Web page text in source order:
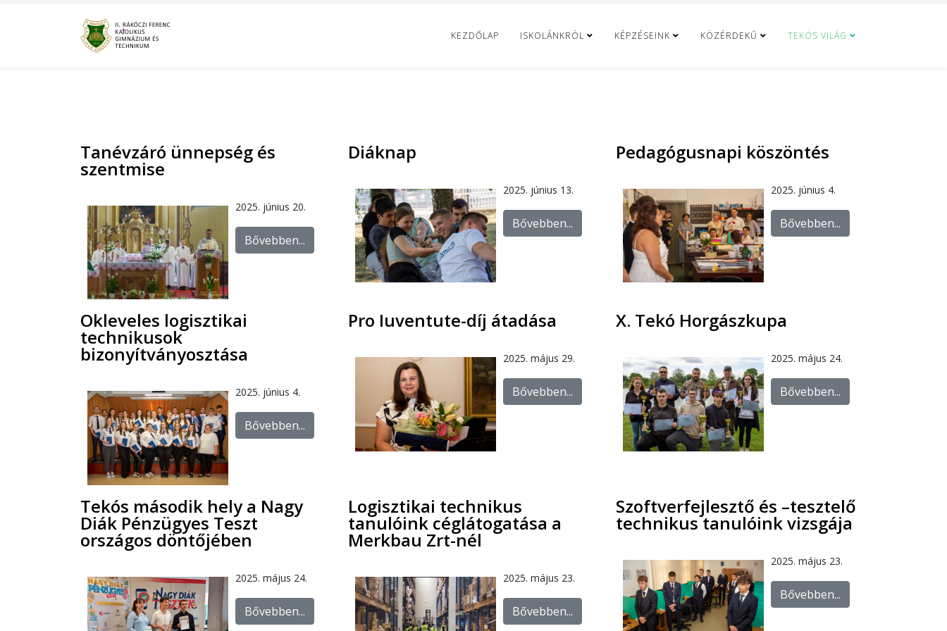
KEZDŐLAP ISKOLÁNKRÓL KÉPZÉSEINK KÖZÉRDEKŰ TEKÓS VILÁG
Tanévzáró ünnepség és
szentmise
2025. június 20.
Bővebben...
Diáknap
2025. június 13.
Bővebben...
Pedagógusnapi köszöntés
2025. június 4.
Bővebben...
Okleveles logisztikai
technikusok
bizonyítványosztása
2025. június 4.
Bővebben...
Pro Iuventute-díj átadása
2025. május 29.
Bővebben...
X. Tekó Horgászkupa
2025. május 24.
Bővebben...
Tekós második hely a Nagy
Diák Pénzügyes Teszt
országos döntőjében
2025. május 24.
Bővebben...
Logisztikai technikus
tanulóink céglátogatása a
Merkbau Zrt-nél
2025. május 23.
Bővebben...
Szoftverfejlesztő és –tesztelő
technikus tanulóink vizsgája
2025. május 23.
Bővebben...